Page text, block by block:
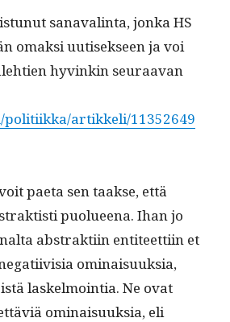
sanaval­in­ta, jon­ka HS
omak­si uutisek­seen ja voi
hyvinkin seu­raa­van
artikkeli/11352649
pae­ta sen taakse, että
puolueena. Ihan jo
abstrak­ti­in enti­teet­ti­in et
omi­naisuuk­sia,
laskel­moin­tia. Ne ovat
omi­naisuuk­sia, eli